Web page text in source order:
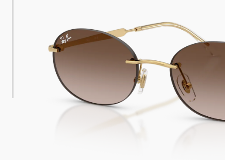
Spedizione sicura e gratuita, senza spesa